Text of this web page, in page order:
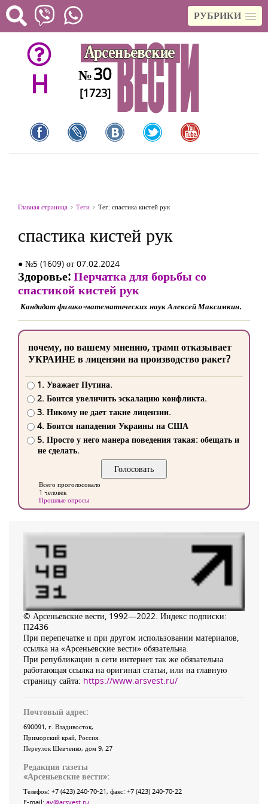
РУБРИКИ
H №30
[1723]
Главная страница Теги Тег: спастика кистей рук
спастика кистей рук
● №5 (1609) от 07.02.2024
Здоровье:Перчатка для борьбы со
спастикой кистей рук
Кандидат физико-математических наук Алексей Максимкин.
почему, по вашему мнению, трамп отказывает
УКРАИНЕ в лицензии на производство ракет?
1. Уважает Путина.
2. Боится увеличить эскалацию конфликта.
3. Никому не дает такие лицензии.
4. Боится нападения Украины на США
5. Просто у него манера поведения такая: обещать и
не сделать.
Всего проголосовало
1 человек
Прошлые опросы
© Арсеньевские вести, 1992—2022. Индекс подписки:
П2436
При перепечатке и при другом использовании материалов,
ссылка на «Арсеньевские вести» обязательна.
При републикации в сети интернет так же обязательна
работающая ссылка на оригинал статьи, или на главную
страницу сайта: https://www.arsvest.ru/
Почтовый адрес:
690091, г. Владивосток,
Приморский край, Россия
Переулок Шевченко, дом 9, 27
Редакция газеты
«Арсеньевские вести»:
Телефон: +7 (423) 240-70-21, факс: +7 (423) 240-70-22
E-mail: av@arsvest.ru